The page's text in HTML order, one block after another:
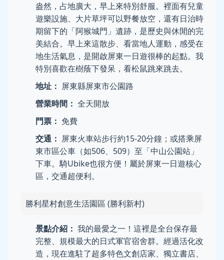
盎然，占地廣大，早上來特別舒服。裡面有兒童
遊樂設施、大片草坪可以野餐放空，還有日治時
期留下的「阿猴城門」遺跡，是歷史與休閒的完
美結合。早上來這散步、看當地人運動，感受在
地生活氣息，是開啟屏東一日遊很棒的起點。我
特別喜歡在樹蔭下發呆，看松鼠跳來跳去。
地址： 屏東縣屏東市公園路
營業時間： 全天開放
門票： 免費
交通： 屏東火車站步行約15-20分鐘；或搭乘屏
東市區公車（如506、509）至「中山公園站」
下車。騎Ubike也很方便！屬於屏東一日遊核心
區，交通超便利。
勝利星村創意生活園區 (勝利新村)
景點介紹： 我的最愛之一！這裡是全台保存最
完整、規模最大的日式軍官宿舍群。經過活化改
造，現在進駐了超多特色文創店家、獨立書店、